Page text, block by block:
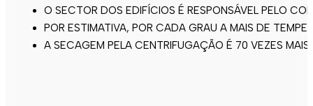
O SECTOR DOS EDIFÍCIOS É RESPONSÁVEL PELO
POR ESTIMATIVA, POR CADA GRAU A MAIS DE
A SECAGEM PELA CENTRIFUGAÇÃO É 70 VEZES